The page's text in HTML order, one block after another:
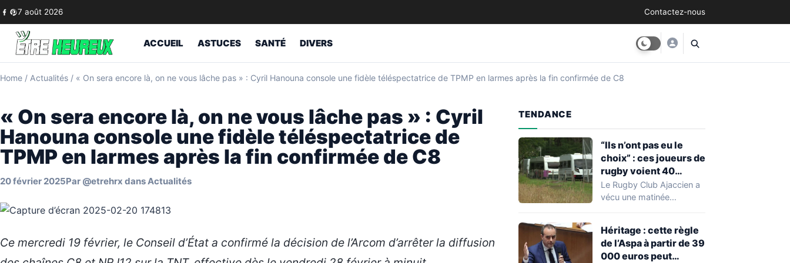
Skip to content
7 août 2026 Contactez-nous
ACCUEIL ASTUCES SANTÉ DIVERS
Home / Actualités / « On sera encore là, on ne vous lâche pas » : Cyril Hanouna console une fidèle téléspectatrice de TPMP en larmes après la fin confirmée de C8
« On sera encore là, on ne vous lâche pas » : Cyril
Hanouna console une fidèle téléspectatrice de
TPMP en larmes après la fin confirmée de C8
20 février 2025Par @etrehrx dansActualités
Ce mercredi 19 février, le Conseil d’État a confirmé la décision de l’Arcom d’arrêter la diffusion
TENDANCE
“Ils n’ont pas eu le
choix” : ces joueurs de
rugby voient 40
caravanes de gens du
voyage s’installer
heure
Le Rugby Club Ajaccien a
vécu une matinée
découverte d'une…
Héritage : cette règle
de l’Aspa à partir de 39
000 euros peut